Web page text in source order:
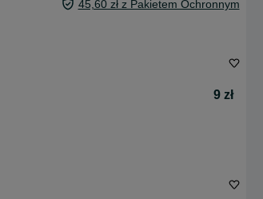
45,60 zł z Pakietem Ochronnym
9 zł